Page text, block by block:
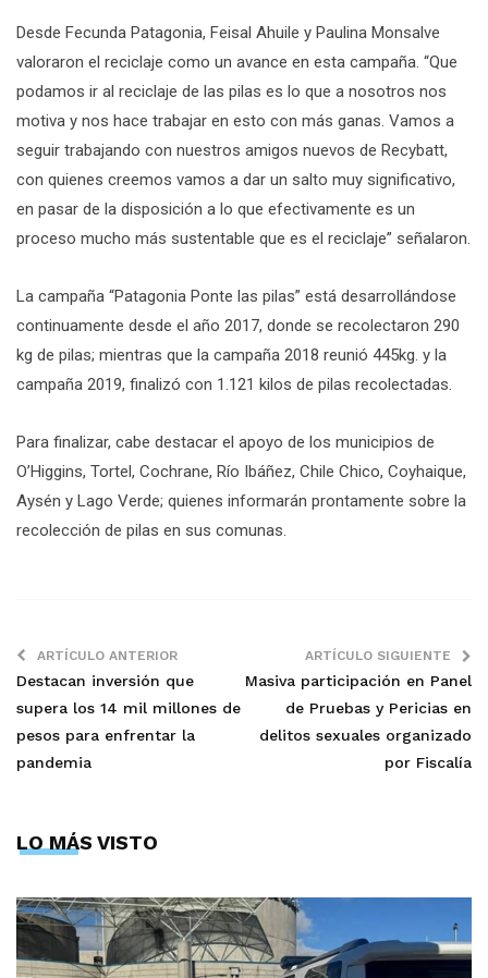
Desde Fecunda Patagonia, Feisal Ahuile y Paulina Monsalve
valoraron el reciclaje como un avance en esta campaña. “Que
podamos ir al reciclaje de las pilas es lo que a nosotros nos
motiva y nos hace trabajar en esto con más ganas. Vamos a
seguir trabajando con nuestros amigos nuevos de Recybatt,
con quienes creemos vamos a dar un salto muy significativo,
en pasar de la disposición a lo que efectivamente es un
proceso mucho más sustentable que es el reciclaje” señalaron.
La campaña “Patagonia Ponte las pilas” está desarrollándose
continuamente desde el año 2017, donde se recolectaron 290
kg de pilas; mientras que la campaña 2018 reunió 445kg. y la
campaña 2019, finalizó con 1.121 kilos de pilas recolectadas.
Para finalizar, cabe destacar el apoyo de los municipios de
O’Higgins, Tortel, Cochrane, Río Ibáñez, Chile Chico, Coyhaique,
Aysén y Lago Verde; quienes informarán prontamente sobre la
recolección de pilas en sus comunas.
ARTÍCULO ANTERIOR
Destacan inversión que
supera los 14 mil millones de
pesos para enfrentar la
pandemia
ARTÍCULO SIGUIENTE
Masiva participación en Panel
de Pruebas y Pericias en
delitos sexuales organizado
por Fiscalía
LO MÁS VISTO